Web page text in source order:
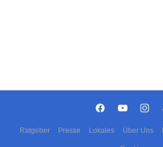
Ratgeber Presse Lokales Über Uns